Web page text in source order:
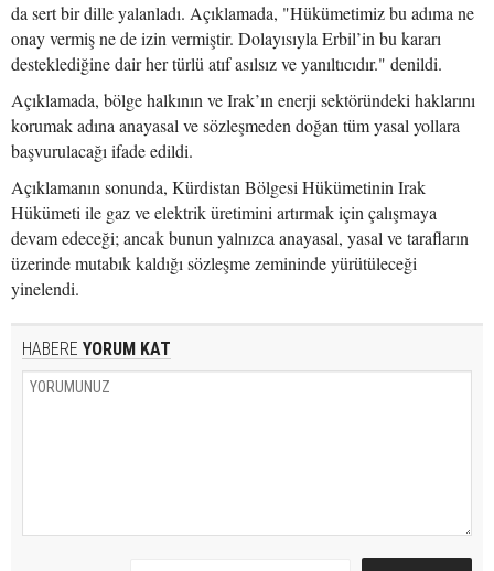
da sert bir dille yalanladı. Açıklamada, "Hükümetimiz bu adıma ne
onay vermiş ne de izin vermiştir. Dolayısıyla Erbil’in bu kararı
desteklediğine dair her türlü atıf asılsız ve yanıltıcıdır." denildi.
Açıklamada, bölge halkının ve Irak’ın enerji sektöründeki haklarını
korumak adına anayasal ve sözleşmeden doğan tüm yasal yollara
başvurulacağı ifade edildi.
Açıklamanın sonunda, Kürdistan Bölgesi Hükümetinin Irak
Hükümeti ile gaz ve elektrik üretimini artırmak için çalışmaya
devam edeceği; ancak bunun yalnızca anayasal, yasal ve tarafların
üzerinde mutabık kaldığı sözleşme zemininde yürütüleceği
yinelendi.
HABERE YORUM KAT